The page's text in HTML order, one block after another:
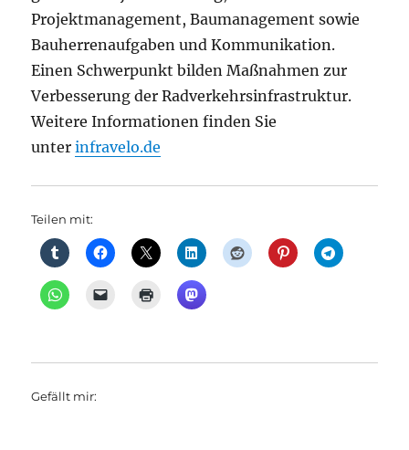
Projektmanagement, Baumanagement sowie
Bauherrenaufgaben und Kommunikation.
Einen Schwerpunkt bilden Maßnahmen zur
Verbesserung der Radverkehrsinfrastruktur.
Weitere Informationen finden Sie
unterinfravelo.de
Teilen mit:
Gefällt mir: